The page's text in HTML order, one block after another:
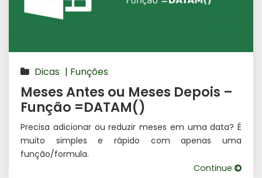
Dicas | Funções
Meses Antes ou Meses Depois –
Função =DATAM()
Precisa adicionar ou reduzir meses em uma data? É
muito simples e rápido com apenas uma
função/formula.
Continue